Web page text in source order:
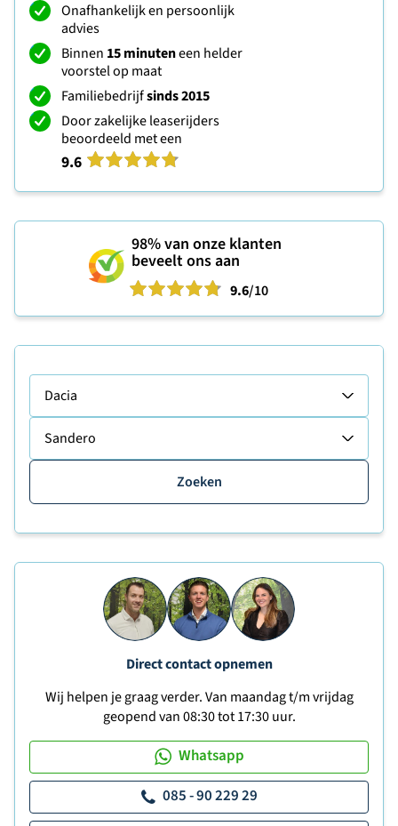
Onafhankelijk en persoonlijk
advies
Binnen 15 minuteneen helder
voorstel op maat
Familiebedrijfsinds 2015
Door zakelijke leaserijders
beoordeeld met een
9.6
98%van onze klanten
beveelt ons aan
9.6/10
Dacia
Sandero
Zoeken
Direct contact opnemen
Wij helpen je graag verder. Van maandag t/m vrijdag
geopend van 08:30 tot 17:30 uur.
Whatsapp
085 - 90 229 29